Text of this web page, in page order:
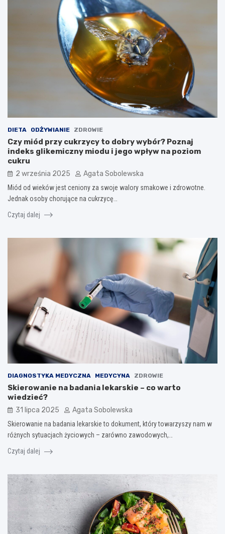
DIETA ODŻYWIANIE ZDROWIE
Czy miód przy cukrzycy to dobry wybór? Poznaj
indeks glikemiczny miodu i jego wpływ na poziom
cukru
2 września 2025 Agata Sobolewska
Miód od wieków jest ceniony za swoje walory smakowe i zdrowotne.
Jednak osoby chorujące na cukrzycę…
Czytaj dalej
DIAGNOSTYKA MEDYCZNA MEDYCYNA ZDROWIE
Skierowanie na badania lekarskie – co warto
wiedzieć?
31 lipca 2025 Agata Sobolewska
Skierowanie na badania lekarskie to dokument, który towarzyszy nam w
różnych sytuacjach życiowych – zarówno zawodowych,…
Czytaj dalej